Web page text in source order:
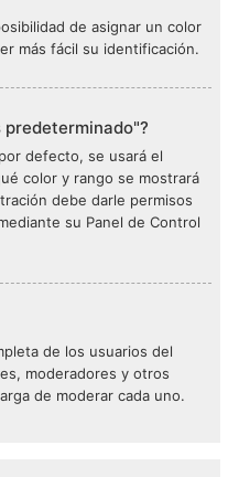
de asignar un color
más fácil su identificación.
predeterminado"?
defecto, se usará el
color y rango se mostrará
debe darle permisos
su Panel de Control
de los usuarios del
moderadores y otros
de moderar cada uno.